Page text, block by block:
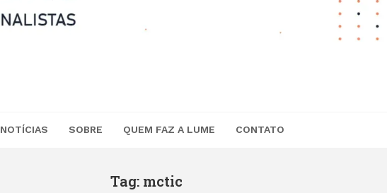
NOTÍCIAS SOBRE QUEM FAZ A LUME CONTATO
Tag: mctic